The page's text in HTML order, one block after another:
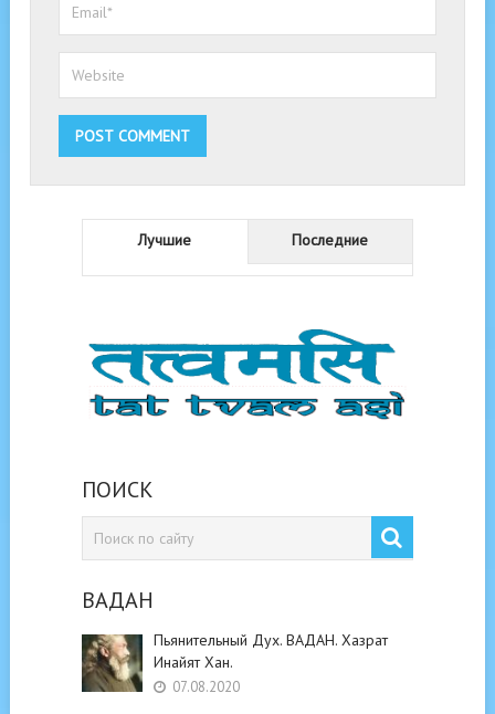
Лучшие Последние
ПОИСК
ВАДАН
Пьянительный Дух. ВАДАН. Хазрат
Инайят Хан.
07.08.2020